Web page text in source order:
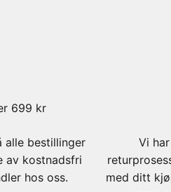
699 kr
bestillinger
av kostnadsfri
hos oss.
Vi
med ditt